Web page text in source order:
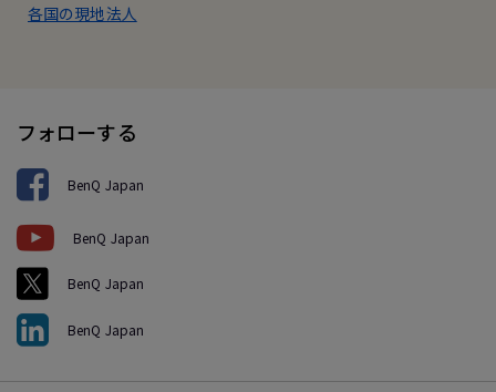
各国の現地法人
フォローする
BenQ Japan
BenQ Japan
BenQ Japan
BenQ Japan